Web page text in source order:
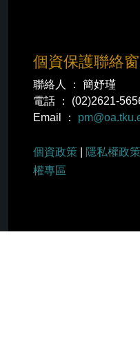
個資保護聯絡
聯絡人 ： 簡妤瑾
電話 ： (02)2621-
Email ：
個資政策 隱私權政策
權專區